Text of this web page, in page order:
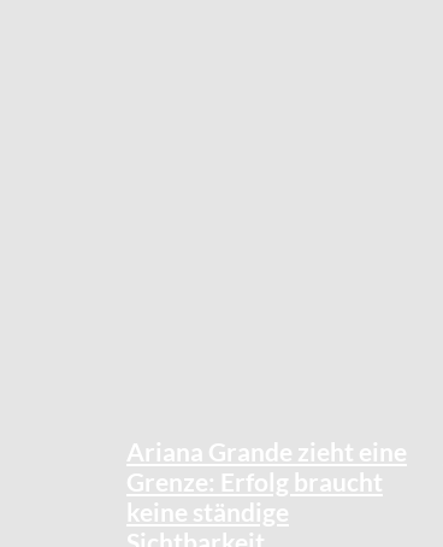
Ariana Grande zieht eine
Grenze: Erfolg braucht
keine ständige